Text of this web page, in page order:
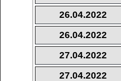
26.04.2022
26.04.2022
27.04.2022
27.04.2022